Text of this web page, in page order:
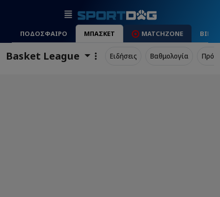
ΠΟΔΟΣΦΑΙΡΟ ΜΠΑΣΚΕΤ MATCHZONE
Basket League Ειδήσεις Βαθμολογία